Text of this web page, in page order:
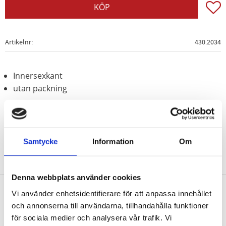
Samtycke Information Om
Denna webbplats använder cookies
Vi använder enhetsidentifierare för att anpassa innehållet
och annonserna till användarna, tillhandahålla funktioner
för sociala medier och analysera vår trafik. Vi
KÖP
Artikelnr 430.2034
Innersexkant
utan packning
PSA
Nyhetsbrev